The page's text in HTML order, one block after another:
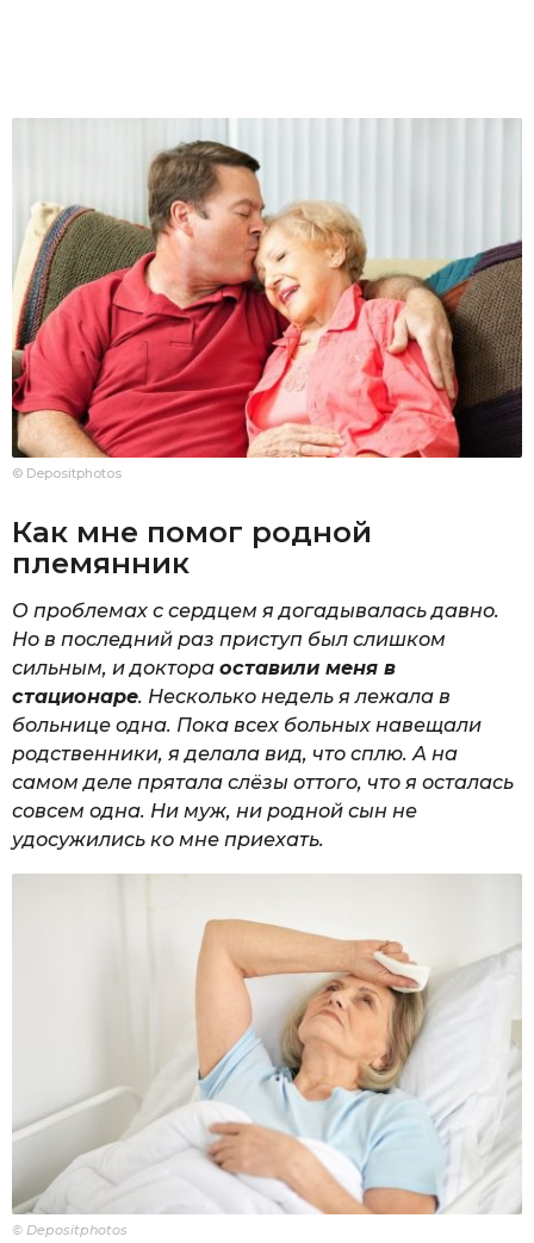
© Depositphotos
Как мне помог родной
племянник
О проблемах с сердцем я догадывалась давно.
Но в последний раз приступ был слишком
сильным, и доктора оставили меня в
стационаре. Несколько недель я лежала в
больнице одна. Пока всех больных навещали
родственники, я делала вид, что сплю. А на
самом деле прятала слёзы оттого, что я осталась
совсем одна. Ни муж, ни родной сын не
удосужились ко мне приехать.
© Depositphotos